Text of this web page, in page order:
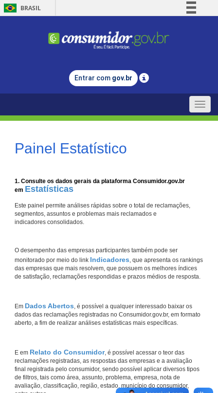
BRASIL
Comunica BR
Legislação
Entrar com gov.br
Toggle
Painel Estatístico
1. Consulte os dados gerais da plataforma Consumidor.gov.br
em Estatísticas
Este painel permite análises rápidas sobre o total de reclamações,
segmentos, assuntos e problemas mais reclamados e
indicadores consolidados.
O desempenho das empresas participantes também pode ser
monitorado por meio do link Indicadores, que apresenta os rankings
das empresas que mais resolvem, que possuem os melhores índices
de satisfação, reclamações respondidas e prazos médios de resposta.
Em Dados Abertos, é possível a qualquer interessado baixar os
dados das reclamações registradas no Consumidor.gov.br, em formato
aberto, a fim de realizar análises estatísticas mais específicas.
E em Relato do Consumidor, é possível acessar o teor das
reclamações registradas, as respostas das empresas e a avaliação
final registrada pelo consumidor, sendo possível aplicar diversos tipos
de filtros, tais como área, assunto, problema, empresa, nota de
avaliação, classificação, região, estado, município do consumidor,